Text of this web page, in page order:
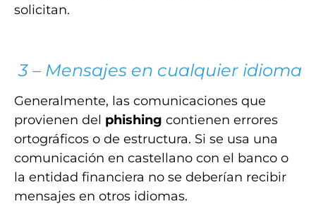
solicitan.
3 – Mensajes en cualquier idioma
Generalmente, las comunicaciones que
provienen del phishing contienen errores
ortográficos o de estructura. Si se usa una
comunicación en castellano con el banco o
la entidad financiera no se deberían recibir
mensajes en otros idiomas.